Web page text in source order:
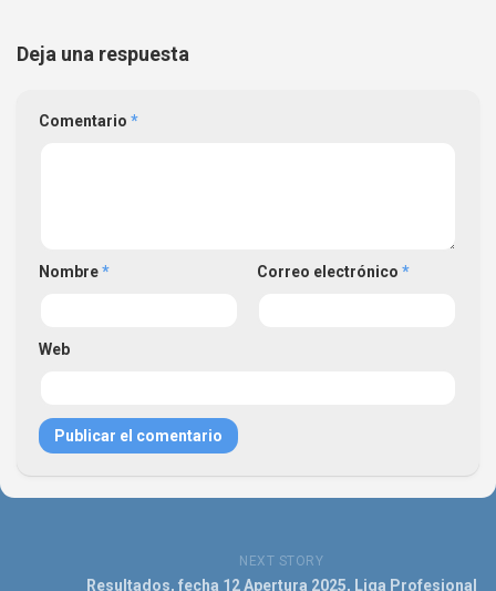
Deja una respuesta
Comentario *
Nombre* Correo electrónico *
Web
NEXT STORY
Resultados, fecha 12 Apertura 2025, Liga Profesional